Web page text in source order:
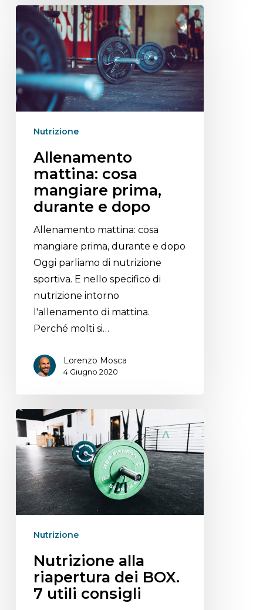
Nutrizione
Allenamento
mattina: cosa
mangiare prima,
durante e dopo
Allenamento mattina: cosa
mangiare prima, durante e dopo
Oggi parliamo di nutrizione
sportiva. E nello specifico di
nutrizione intorno
l'allenamento di mattina.
Perché molti si…
Lorenzo Mosca
4 Giugno 2020
Nutrizione
Nutrizione alla
riapertura dei BOX.
7 utili consigli